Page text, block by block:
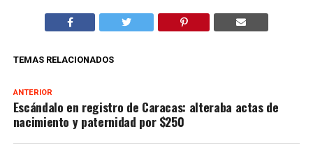
TEMAS RELACIONADOS
ANTERIOR
Escándalo en registro de Caracas: alteraba actas de
nacimiento y paternidad por $250